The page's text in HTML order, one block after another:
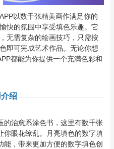
以数千张精美画作满足你的
快的氛围中享受填色乐趣。它
无需复杂的绘画技巧，只需按
即可完成艺术作品。无论你想
都能为你提供一个充满色彩和
绍
治愈系涂色书，这里有数千张
你眼花缭乱。月亮填色的数字填
，带来更加方便的数字填色创